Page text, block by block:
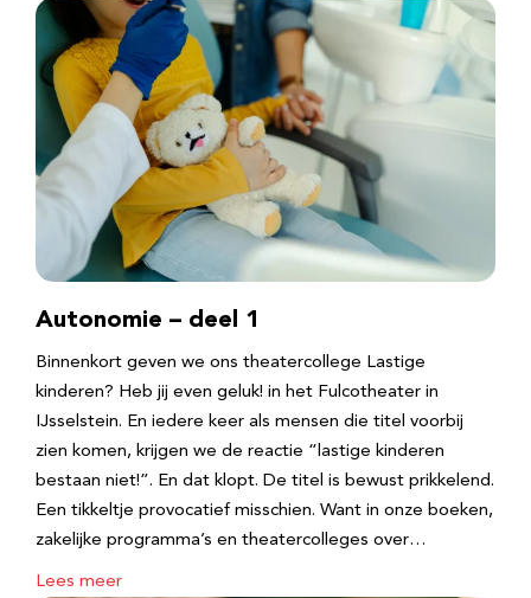
Autonomie – deel 1
Binnenkort geven we ons theatercollege Lastige
kinderen? Heb jij even geluk! in het Fulcotheater in
IJsselstein. En iedere keer als mensen die titel voorbij
zien komen, krijgen we de reactie “lastige kinderen
bestaan niet!”. En dat klopt. De titel is bewust prikkelend.
Een tikkeltje provocatief misschien. Want in onze boeken,
zakelijke programma’s en theatercolleges over…
Lees meer